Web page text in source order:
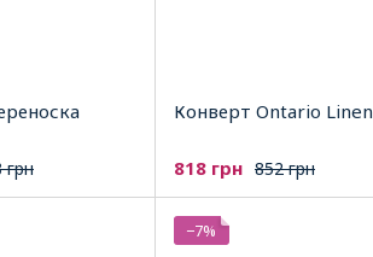
грн
Конверт Ontario Linen
852 грн
818 грн
−7%